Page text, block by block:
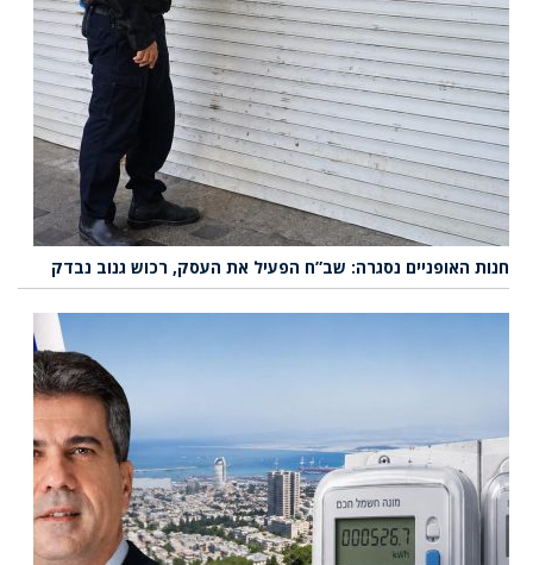
חנות האופניים נסגרה: שב”ח הפעיל את העסק, רכוש גנוב נבדק